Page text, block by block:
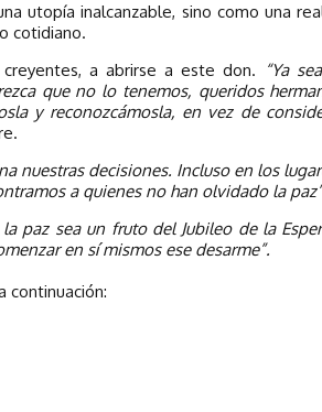
utopía inalcanzable, sino como una
cotidiano.
a abrirse a este don.
“Ya
que no lo tenemos, queridos
y reconozcámosla, en vez de
nuestras decisiones. Incluso en los
a quienes no han olvidado la
la paz sea un fruto del Jubileo de la
en sí mismos ese desarme”.
continuación: